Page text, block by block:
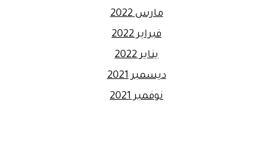
مارس 2022
فبراير 2022
يناير 2022
ديسمبر 2021
نوفمبر 2021